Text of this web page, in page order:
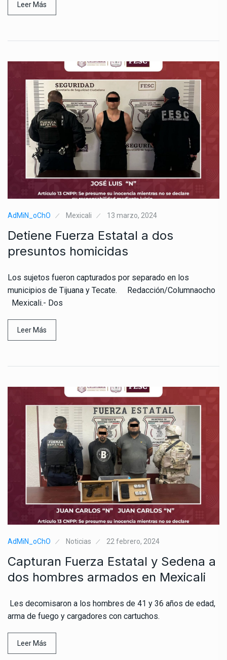
Leer Más
AdMiN_oChO Mexicali 13 marzo, 2024
Detiene Fuerza Estatal a dos
presuntos homicidas
Los sujetos fueron capturados por separado en los
municipios de Tijuana y Tecate. Redacción/Columnaocho
Mexicali.- Dos
Leer Más
AdMiN_oChO Noticias 22 febrero, 2024
Capturan Fuerza Estatal y Sedena a
dos hombres armados en Mexicali
Les decomisaron a los hombres de 41 y 36 años de edad,
arma de fuego y cargadores con cartuchos.
Leer Más